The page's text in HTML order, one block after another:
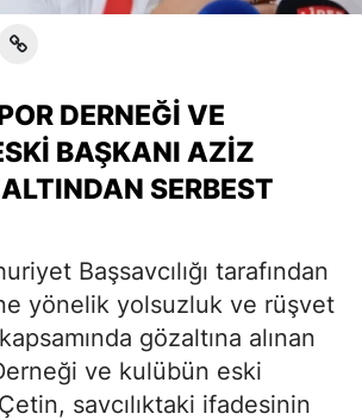
DERNEĞI VE
BAŞKANI AZIZ
SERBEST
Başsavcılığı tarafından
yönelik yolsuzluk ve rüşvet
gözaltına alınan
ve kulübün eski
savcılıktaki ifadesinin